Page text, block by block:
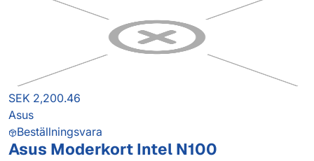
SEK 2,200.46
Asus
Beställningsvara
Asus Moderkort Intel N100